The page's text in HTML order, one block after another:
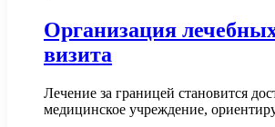
Организация
визита
Лечение за границей становится
медицинское учреждение,